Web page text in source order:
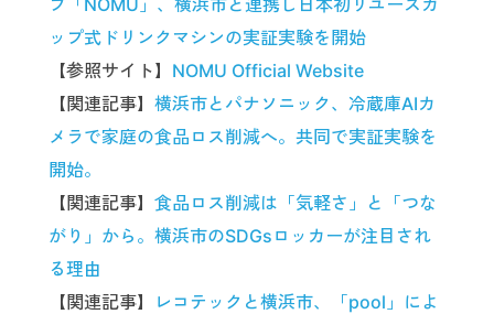
ップ式ドリンクマシンの実証実験を開始
【参照サイト】 NOMU Official Website
【関連記事】 横浜市とパナソニック、冷蔵庫AIカ
メラで家庭の食品ロス削減へ。共同で実証実験を
開始。
【関連記事】 食品ロス削減は「気軽さ」と「つな
がり」から。横浜市のSDGsロッカーが注目され
る理由
【関連記事】
レコテックと横浜市、「pool」によ